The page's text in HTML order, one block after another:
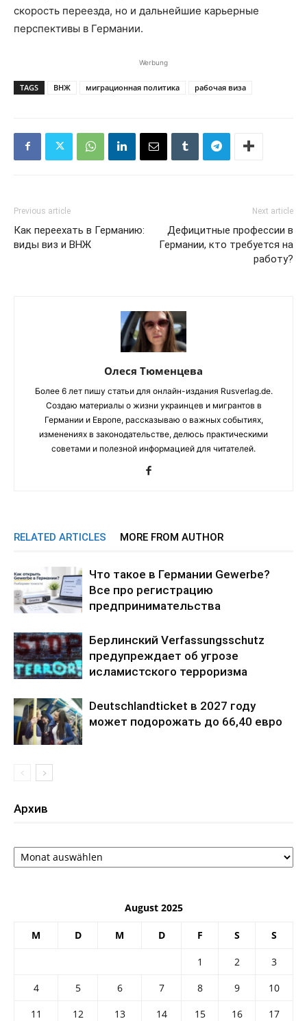
скорость переезда, но и дальнейшие карьерные
перспективы в Германии.
Werbung
TAGS ВНЖ миграционная политика рабочая виза
Previous article
Как переехать в Германию:
виды виз и ВНЖ
Next article
Дефицитные профессии в
Германии, кто требуется на
работу?
Олеся Тюменцева
Более 6 лет пишу статьи для онлайн-издания Rusverlag.de.
Создаю материалы о жизни украинцев и мигрантов в
Германии и Европе, рассказываю о важных событиях,
изменениях в законодательстве, делюсь практическими
советами и полезной информацией для читателей.
RELATED ARTICLES MORE FROM AUTHOR
Что такое в Германии Gewerbe?
Все про регистрацию
предпринимательства
Берлинский Verfassungsschutz
предупреждает об угрозе
исламистского терроризма
Deutschlandticket в 2027 году
может подорожать до 66,40 евро
Архив
Архив
August 2025
M D M D F S S
1 2
3
4
5 6 7 8 9
10
11
12 13 14 15 16
17